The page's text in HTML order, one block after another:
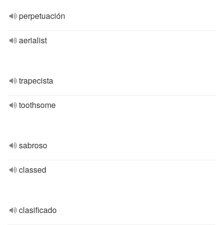
perpetuación
aerialist
trapecista
toothsome
sabroso
classed
clasificado